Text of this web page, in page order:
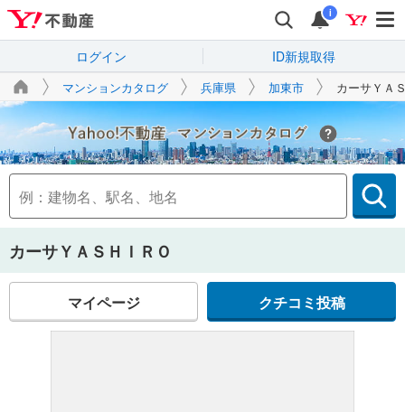
i
ログイン ID新規取得
マンションカタログ 兵庫県 加東市 カーサＹＡ
Yahoo!不動産
カーサＹＡＳＨＩＲＯ
マイページ クチコミ投稿